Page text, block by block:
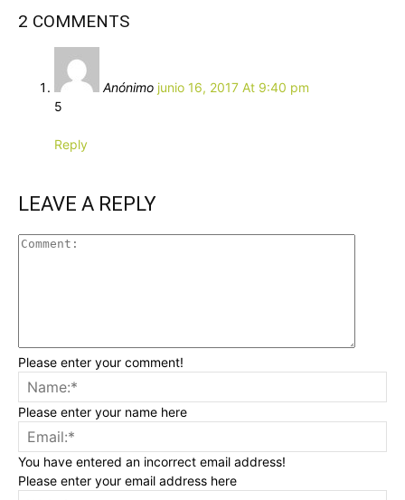
2 COMMENTS
Anónimo junio 16, 2017 At 9:40 pm
5
Reply
LEAVE A REPLY
Please enter your comment!
Please enter your name here
You have entered an incorrect email address!
Please enter your email address here